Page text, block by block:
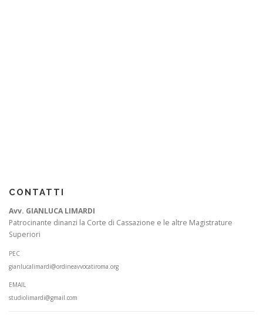
CONTATTI
Avv. GIANLUCA LIMARDI
Patrocinante dinanzi la Corte di Cassazione e le altre Magistrature
Superiori
PEC
gianlucalimardi@ordineavvocatiroma.org
EMAIL
studiolimardi@gmail.com